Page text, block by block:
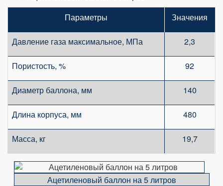
Параметры
Значения
Давление газа максимальное, МПа 2,3
Пористость, % 92
Диаметр баллона, мм 140
Длина корпуса, мм 480
Масса, кг 19,7
Ацетиленовый баллон на 5 литров